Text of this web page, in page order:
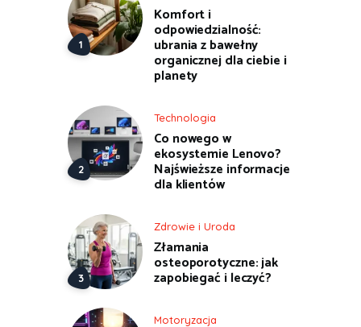
Komfort i
odpowiedzialność:
ubrania z bawełny
organicznej dla ciebie i
planety
Technologia
Co nowego w
ekosystemie Lenovo?
Najświeższe informacje
dla klientów
Zdrowie i Uroda
Złamania
osteoporotyczne: jak
zapobiegać i leczyć?
Motoryzacja